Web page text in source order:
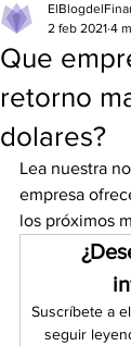
Que
retorno
dolares?
2 feb 2021 4
Lea nuestra
empresa
los próximos
Suscríbete a
seguir